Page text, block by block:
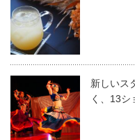
新しいス
く、13シ